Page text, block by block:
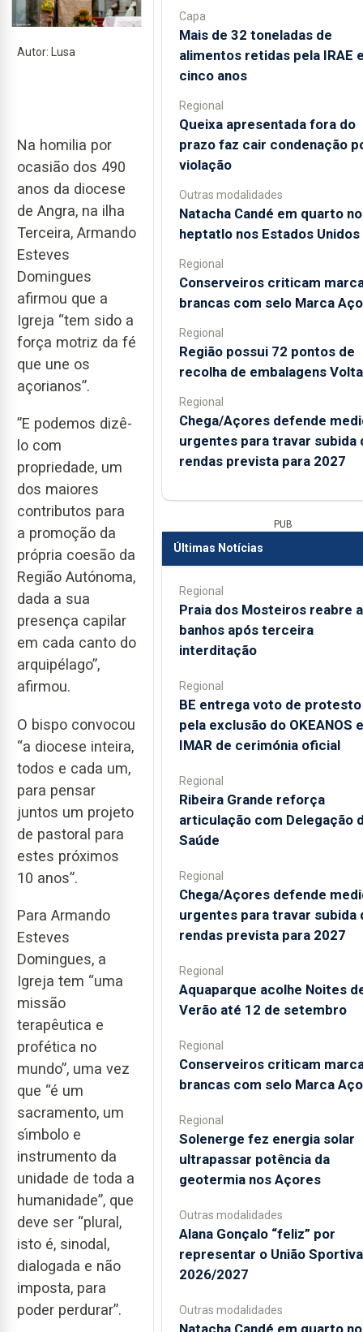
Autor: Lusa
Na homilia por
ocasião dos 490
anos da diocese
de Angra, na ilha
Terceira, Armando
Esteves
Domingues
afirmou que a
Igreja “tem sido a
força motriz da fé
que une os
açorianos”.
”E podemos dizê-
lo com
propriedade, um
dos maiores
contributos para
a promoção da
própria coesão da
Região Autónoma,
dada a sua
presença capilar
em cada canto do
arquipélago”,
afirmou.
O bispo convocou
“a diocese inteira,
todos e cada um,
para pensar
juntos um projeto
de pastoral para
estes próximos
10 anos”.
Para Armando
Esteves
Domingues, a
Igreja tem “uma
missão
terapêutica e
profética no
mundo”, uma vez
que “é um
sacramento, um
sı́mbolo e
instrumento da
unidade de toda a
humanidade”, que
deve ser “plural,
isto é, sinodal,
dialogada e não
imposta, para
poder perdurar”.
Capa
Mais de 32 toneladas de
alimentos retidas pela IRAE
cinco anos
Regional
Queixa apresentada fora do
prazo faz cair condenação
violação
Outras modalidades
Natacha Candé em quarto no
heptatlo nos Estados Unidos
Regional
Conserveiros criticam
brancas com selo Marca
Regional
Região possui 72 pontos de
recolha de embalagens Volta
Regional
Chega/Açores defende
urgentes para travar subida
rendas prevista para 2027
PUB
Últimas Notícias
Regional
Praia dos Mosteiros reabre a
banhos após terceira
interditação
Regional
BE entrega voto de protesto
pela exclusão do OKEANOS e
IMAR de cerimónia oficial
Regional
Ribeira Grande reforça
articulação com Delegação
Saúde
Regional
Chega/Açores defende
urgentes para travar subida
rendas prevista para 2027
Regional
Aquaparque acolhe Noites
Verão até 12 de setembro
Regional
Conserveiros criticam
brancas com selo Marca
Regional
Solenerge fez energia solar
ultrapassar potência da
geotermia nos Açores
Outras modalidades
Alana Gonçalo “feliz” por
representar o União
2026/2027
Outras modalidades
Natacha Candé em quarto no